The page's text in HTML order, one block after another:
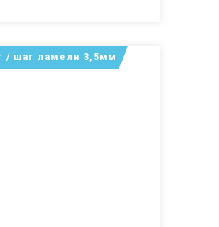
/ шаг ламели 3,5мм